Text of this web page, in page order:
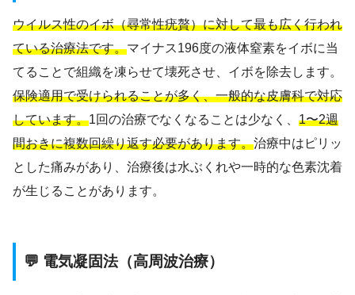
ウイルス性のイボ（尋常性疣贅）に対して最も広く行われ
ている治療法です。マイナス196度の液体窒素をイボに当
てることで組織を凍らせて壊死させ、イボを除去します。
保険適用で受けられることが多く、一般的な皮膚科で対応
しています。1回の治療でなくなることは少なく、 1〜2週
間おきに複数回繰り返す必要があります。治療中はピリッ
とした痛みがあり、治療後は水ぶくれや一時的な色素沈着
が生じることがあります。
💬 電気凝固法（高周波治療）